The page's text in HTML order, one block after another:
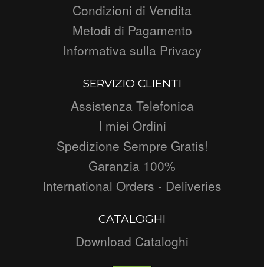
Condizioni di Vendita
Metodi di Pagamento
Informativa sulla Privacy
SERVIZIO CLIENTI
Assistenza Telefonica
I miei Ordini
Spedizione Sempre Gratis!
Garanzia 100%
International Orders - Deliveries
CATALOGHI
Download Cataloghi